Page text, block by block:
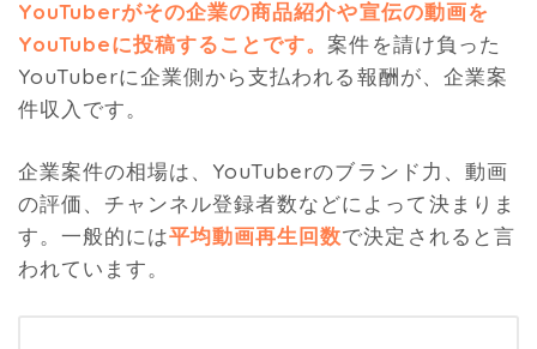
YouTuberがその企業の商品紹介や宣伝の動画を
YouTubeに投稿することです。 案件を請け負った
YouTuberに企業側から支払われる報酬が、企業案
件収入です。
企業案件の相場は、YouTuberのブランド力、動画
の評価、チャンネル登録者数などによって決まりま
す。一般的には平均動画再生回数で決定されると言
われています。